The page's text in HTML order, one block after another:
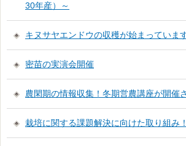
30年産）～
キヌサヤエンドウの収穫が始まっていま
密苗の実演会開催
農閑期の情報収集！冬期営農講座が開催
栽培に関する課題解決に向けた取り組み！